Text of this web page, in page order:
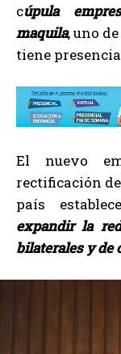
cúpula
maquila, uno
tiene
El nuevo
rectificación
país
expandir la
bilaterales y de